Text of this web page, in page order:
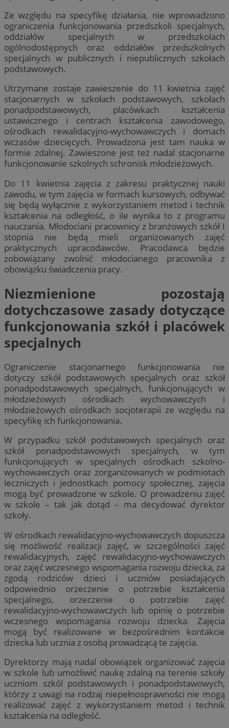
Ze względu na specyfikę działania, nie wprowadzono
ograniczenia funkcjonowania przedszkoli specjalnych,
oddziałów specjalnych w przedszkolach
ogólnodostępnych oraz oddziałów przedszkolnych
specjalnych w publicznych i niepublicznych szkołach
podstawowych.
Utrzymane zostaje zawieszenie do 11 kwietnia zajęć
stacjonarnych w szkołach podstawowych, szkołach
ponadpodstawowych, placówkach kształcenia
ustawicznego i centrach kształcenia zawodowego,
ośrodkach rewalidacyjno-wychowawczych i domach
wczasów dziecięcych. Prowadzona jest tam nauka w
formie zdalnej. Zawieszone jest też nadal stacjonarne
funkcjonowanie szkolnych schronisk młodzieżowych.
Do 11 kwietnia zajęcia z zakresu praktycznej nauki
zawodu, w tym zajęcia w formach kursowych, odbywać
się będą wyłącznie z wykorzystaniem metod i technik
kształcenia na odległość, o ile wynika to z programu
nauczania. Młodociani pracownicy z branżowych szkół I
stopnia nie będą mieli organizowanych zajęć
praktycznych upracodawców. Pracodawca będzie
zobowiązany zwolnić młodocianego pracownika z
obowiązku świadczenia pracy.
Niezmienione pozostają
dotychczasowe zasady dotyczące
funkcjonowania szkół i placówek
specjalnych
Ograniczenie stacjonarnego funkcjonowania nie
dotyczy szkół podstawowych specjalnych oraz szkół
ponadpodstawowych specjalnych, funkcjonujących w
młodzieżowych ośrodkach wychowawczych i
młodzieżowych ośrodkach socjoterapii ze względu na
specyfikę ich funkcjonowania.
W przypadku szkół podstawowych specjalnych oraz
szkół ponadpodstawowych specjalnych, w tym
funkcjonujących w specjalnych ośrodkach szkolno-
wychowawczych oraz zorganizowanych w podmiotach
leczniczych i jednostkach pomocy społecznej, zajęcia
mogą być prowadzone w szkole. O prowadzeniu zajęć
w szkole – tak jak dotąd – ma decydować dyrektor
szkoły.
W ośrodkach rewalidacyjno-wychowawczych dopuszcza
się możliwość realizacji zajęć, w szczególności zajęć
rewalidacyjnych, zajęć rewalidacyjno-wychowawczych
oraz zajęć wczesnego wspomagania rozwoju dziecka, za
zgodą rodziców dzieci i uczniów posiadających
odpowiednio orzeczenie o potrzebie kształcenia
specjalnego, orzeczenie o potrzebie zajęć
rewalidacyjno-wychowawczych lub opinię o potrzebie
wczesnego wspomagania rozwoju dziecka. Zajęcia
mogą być realizowane w bezpośrednim kontakcie
dziecka lub ucznia z osobą prowadzącą te zajęcia.
Dyrektorzy mają nadal obowiązek organizować zajęcia
w szkole lub umożliwić naukę zdalną na terenie szkoły
uczniom szkól podstawowych i ponadpodstawowych,
którzy z uwagi na rodzaj niepełnosprawności nie mogą
realizować zajęć z wykorzystaniem metod i technik
kształcenia na odległość.